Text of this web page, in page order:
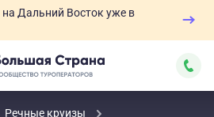
на Дальний Восток уже в
Речные круизы